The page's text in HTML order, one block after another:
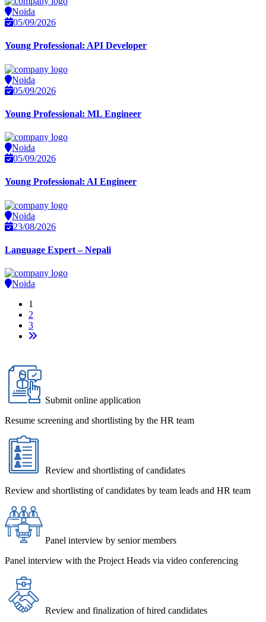
Noida
05/09/2026
Young Professional: API Developer
Noida
05/09/2026
Young Professional: ML Engineer
Noida
05/09/2026
Young Professional: AI Engineer
Noida
23/08/2026
Language Expert – Nepali
Noida
1
2
3
Submit online application
Resume screening and shortlisting by the HR team
Review and shortlisting of candidates
Review and shortlisting of candidates by team leads and HR team
Panel interview by senior members
Panel interview with the Project Heads via video conferencing
Review and finalization of hired candidates